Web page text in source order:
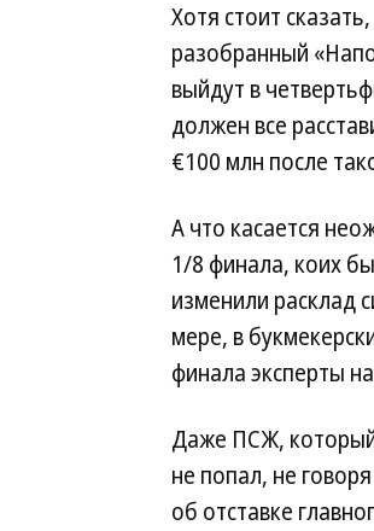
Хотя стоит
разобранный
выйдут в
должен все
€100 млн после
А что касается
1/8 финала, коих
изменили расклад
мере, в
финала эксперты
Даже ПСЖ, который
не попал, не
об отставке